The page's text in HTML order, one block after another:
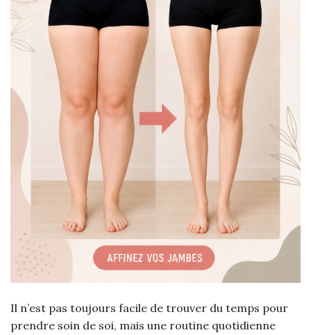
Il n’est pas toujours facile de trouver du temps pour
prendre soin de soi, mais une routine quotidienne